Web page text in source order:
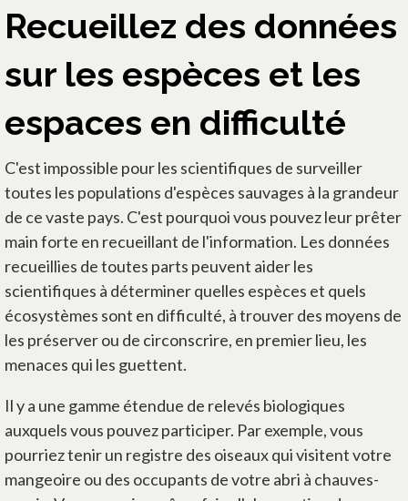
Recueillez des données
sur les espèces et les
espaces en difficulté
C'est impossible pour les scientifiques de surveiller
toutes les populations d'espèces sauvages à la grandeur
de ce vaste pays. C'est pourquoi vous pouvez leur prêter
main forte en recueillant de l'information. Les données
recueillies de toutes parts peuvent aider les
scientifiques à déterminer quelles espèces et quels
écosystèmes sont en difficulté, à trouver des moyens de
les préserver ou de circonscrire, en premier lieu, les
menaces qui les guettent.
Il y a une gamme étendue de relevés biologiques
auxquels vous pouvez participer. Par exemple, vous
pourriez tenir un registre des oiseaux qui visitent votre
mangeoire ou des occupants de votre abri à chauves-